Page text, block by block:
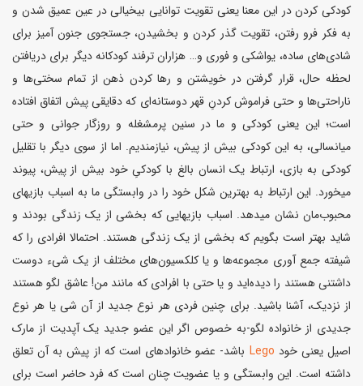
کودکی کردن در این معنا یعنی تقویت توانایی بیخیالی در عین عمیق شدن و
به فکر فرو رفتن، تقویت گذر کردن و بخشیدن، جستجوی جنون آمیز برای
شادی‌های ساده، یواشکی و فوری و… هزاران ترفند کودکانه دیگر برای دریافتن
لحظه حال، قرار گرفتن در خویشتن و رها کردن ذهن از تمام سختی‌ها و
ناراحتی‌ها و حتی فراموش کردنِ قهر دوستانه‌ای که دقایقی پیش اتفاق افتاده
است؛ این یعنی کودکی و ما در سنین پرمشغله و روزگار جوانی و حتی
میانسالی، به این کودکی بیش از پیش، نیازمندیم. اما از سوی دیگر با تقلیل
کودکی به بازی، ارتباط یک انسان بالغ با کودکیِ خود بیش از پیش، پیوند
میخورد. این ارتباط به بهترین شکل خود را در وابستگی ما به اسباب بازیهای
محبوب‌مان نشان میدهد. اسباب بازیهایی که بخشی از یک زندگی بودند و
شاید بهتر است بگویم که بخشی از یک زندگی هستند. احتمالا افرادی را که
شیفته جمع آوری مجموعه‌ها و یا کلکسیون‌های مختلف از یک شیء دوست
داشتنی هستند را دیده‌اید و یا حتی با افرادی که مانند من! عاشق لگو هستند
از نزدیک، آشنا باشید. برای چنین فردی هر نوع جدید از آن شی یا هر نوع
جدیدی از خانواده لگو-به خصوص اگر این عضو جدید یک آپدیت از مارک
اصیل یعنی خود Lego باشد- عضو خانوادهای است که از پیش به آن تعلق
داشته است. این وابستگی و یا عضویت چنان است که فرد حاضر است برای